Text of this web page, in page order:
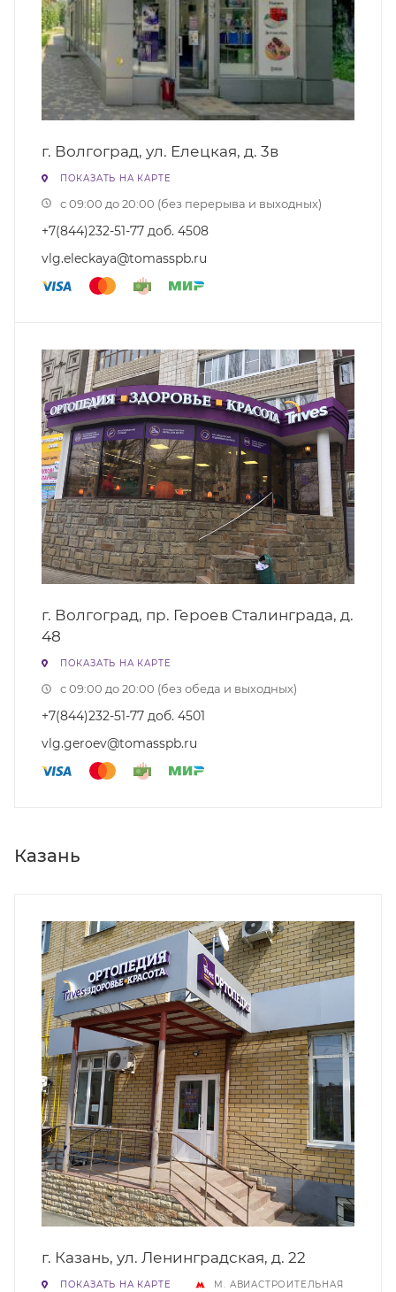
г. Волгоград, ул. Елецкая, д. 3в
ПОКАЗАТЬ НА КАРТЕ
с 09:00 до 20:00 (без перерыва и выходных)
+7(844)232-51-77 доб. 4508
vlg.eleckaya@tomasspb.ru
г. Волгоград, пр. Героев Сталинграда, д.
48
ПОКАЗАТЬ НА КАРТЕ
с 09:00 до 20:00 (без обеда и выходных)
+7(844)232-51-77 доб. 4501
vlg.geroev@tomasspb.ru
Казань
г. Казань, ул. Ленинградская, д. 22
ПОКАЗАТЬ НА КАРТЕ М. АВИАСТРОИТЕЛЬНАЯ